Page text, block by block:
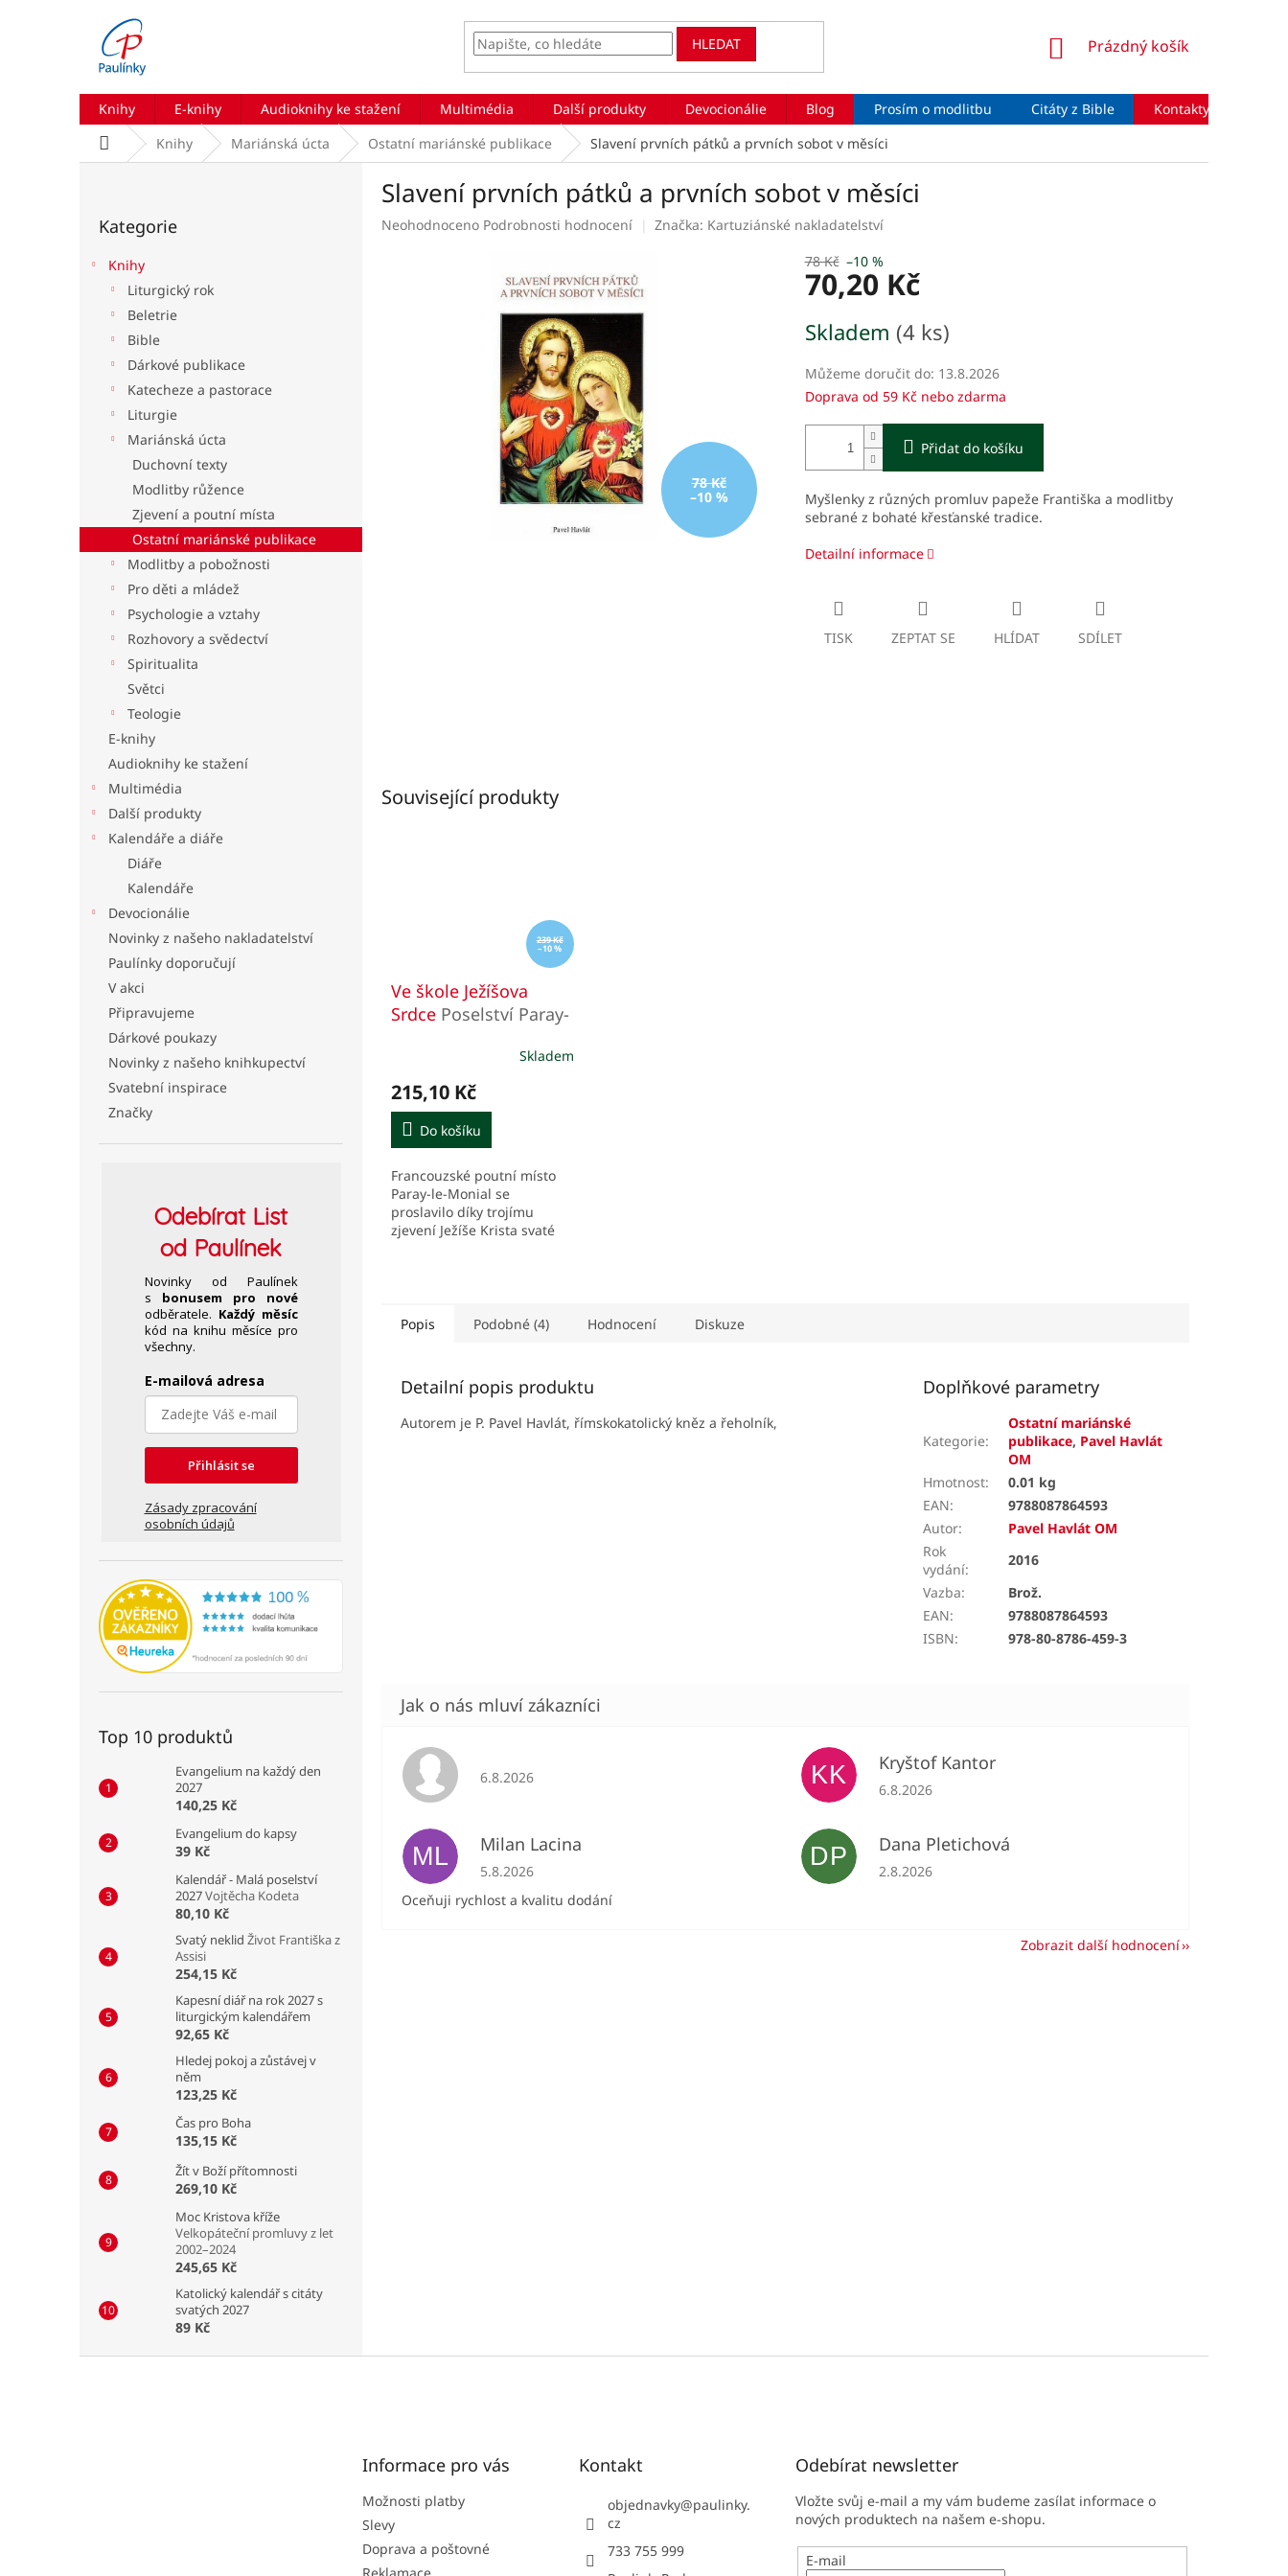
HLEDAT
NÁKUPNÍ
Prázdný košík
Knihy E-knihy Audioknihy ke stažení Multimédia Další produkty Devocionálie Blog Prosím o modlitbu Citáty z Bible Kontakty
Domů Knihy Mariánská úcta Ostatní mariánské publikace Slavení prvních pátků a prvních sobot v měsíci
kategorie
Kategorie
Knihy
Liturgický rok
Beletrie
Bible
Dárkové publikace
Katecheze a pastorace
Liturgie
Mariánská úcta
Duchovní texty
Modlitby růžence
Zjevení a poutní místa
Ostatní mariánské publikace
Modlitby a pobožnosti
Pro děti a mládež
Psychologie a vztahy
Rozhovory a svědectví
Spiritualita
Světci
Teologie
E-knihy
Audioknihy ke stažení
Multimédia
Další produkty
Kalendáře a diáře
Diáře
Kalendáře
Devocionálie
Novinky z našeho nakladatelství
Paulínky doporučují
V akci
Připravujeme
Dárkové poukazy
Novinky z našeho knihkupectví
Svatební inspirace
Značky
OdebíratList
od Paulínek
Novinky od Paulínek
s bonusem pro nové
odběratele. Každý měsíc
kód na knihu měsíce pro
všechny.
E-mailová adresa
Přihlásit se
Zásady zpracování
osobních údajů
Top 10 produktů
Evangelium na každý den
2027
140,25 Kč
Evangelium do kapsy
39 Kč
Kalendář - Malá poselství
2027Vojtěcha Kodeta
80,10 Kč
Svatý neklid Život Františka z
Assisi
254,15 Kč
Kapesní diář na rok 2027 s
liturgickým kalendářem
92,65 Kč
Hledej pokoj a zůstávej v
něm
123,25 Kč
Čas pro Boha
135,15 Kč
Žít v Boží přítomnosti
269,10 Kč
Moc Kristova kříže
Velkopáteční promluvy z let
2002–2024
245,65 Kč
Katolický kalendář s citáty
svatých 2027
89 Kč
Slavení prvních pátků a prvních sobot v měsíci
Průměrné
Neohodnoceno Podrobnosti hodnocení Značka: Kartuziánské nakladatelství
78 Kč
–10 %
78 Kč –10 %
70,20 Kč
cena:
Skladem (4 ks)
Můžeme doručit do: 13.8.2026
Doprava od 59 Kč nebo zdarma
Přidat do košíku
Myšlenky z různých promluv papeže Františka a modlitby
sebrané z bohaté křesťanské tradice.
Detailní informace
TISK ZEPTAT SE HLÍDAT SDÍLET
Související produkty
239 Kč
–10 %
Ve škole Ježíšova
Srdce Poselství Paray-
Skladem
215,10 Kč
Do košíku
Francouzské poutní místo
Paray-le-Monial se
proslavilo díky trojímu
zjevení Ježíše Krista svaté
Popis Podobné (4) Hodnocení Diskuze
Detailní popis produktu
Autorem je P. Pavel Havlát, římskokatolický kněz a řeholník,
Doplňkové parametry
Kategorie:
Ostatní mariánské
publikace, Pavel Havlát
OM
Hmotnost:
0.01 kg
EAN:
9788087864593
Autor:
Pavel Havlát OM
Rok
vydání:
2016
Vazba:
Brož.
EAN:
9788087864593
ISBN: 978-80-8786-459-3
Hodnocení obchodu je 5 z 5 hvězdiček.
6.8.2026 KK Kryštof Kantor
Hodnocení obchodu je 5 z 5 hvězdiček.
6.8.2026
ML Milan Lacina
Hodnocení obchodu je 5 z 5 hvězdiček.
5.8.2026
Oceňuji rychlost a kvalitu dodání
DP Dana Pletichová
Hodnocení obchodu je 5 z 5 hvězdiček.
2.8.2026
Zobrazit další hodnocení
Informace pro vás
Možnosti platby
Slevy
Doprava a poštovné
Reklamace
Kontakt
objednavky@paulinky.
cz
733 755 999
Odebírat newsletter
Vložte svůj e-mail a my vám budeme zasílat informace o
nových produktech na našem e-shopu.
E-mail